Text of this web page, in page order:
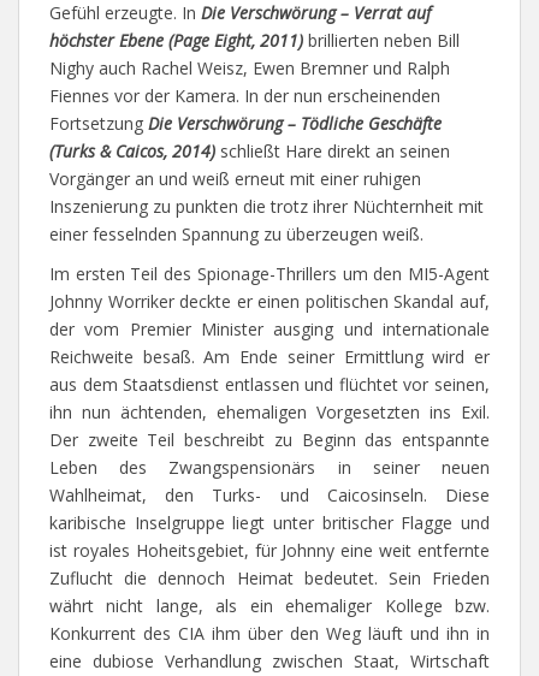
Gefühl erzeugte. In Die Verschwörung – Verrat auf
höchster Ebene (Page Eight, 2011) brillierten neben Bill
Nighy auch Rachel Weisz, Ewen Bremner und Ralph
Fiennes vor der Kamera. In der nun erscheinenden
Fortsetzung Die Verschwörung – Tödliche Geschäfte
(Turks & Caicos, 2014) schließt Hare direkt an seinen
Vorgänger an und weiß erneut mit einer ruhigen
Inszenierung zu punkten die trotz ihrer Nüchternheit mit
einer fesselnden Spannung zu überzeugen weiß.
Im ersten Teil des Spionage-Thrillers um den MI5-Agent
Johnny Worriker deckte er einen politischen Skandal auf,
der vom Premier Minister ausging und internationale
Reichweite besaß. Am Ende seiner Ermittlung wird er
aus dem Staatsdienst entlassen und flüchtet vor seinen,
ihn nun ächtenden, ehemaligen Vorgesetzten ins Exil.
Der zweite Teil beschreibt zu Beginn das entspannte
Leben des Zwangspensionärs in seiner neuen
Wahlheimat, den Turks- und Caicosinseln. Diese
karibische Inselgruppe liegt unter britischer Flagge und
ist royales Hoheitsgebiet, für Johnny eine weit entfernte
Zuflucht die dennoch Heimat bedeutet. Sein Frieden
währt nicht lange, als ein ehemaliger Kollege bzw.
Konkurrent des CIA ihm über den Weg läuft und ihn in
eine dubiose Verhandlung zwischen Staat, Wirtschaft